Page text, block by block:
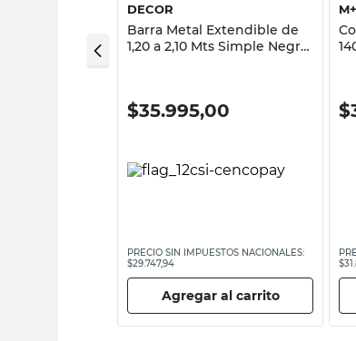
DECOR
Barra Metal Extendible de
1,20 a 2,10 Mts Simple Negro
$35.995,00
PRECIO SIN IMPUESTOS NACIONALES:
$29.747,94
Agregar al carrito
$